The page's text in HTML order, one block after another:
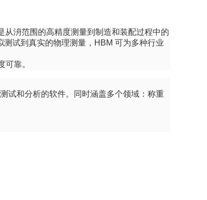
洀范围的高精度测量到制造和装配过程中的
试到真实的物理测量，HBM 可为多种行业
靠。
试和分析的软件。同时涵盖多个领域：称重